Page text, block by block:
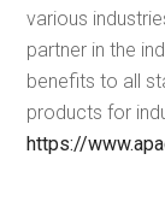
various
partner in the
benefits to all
products for
https://